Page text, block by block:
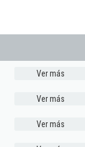
Ver más
Ver más
Ver más